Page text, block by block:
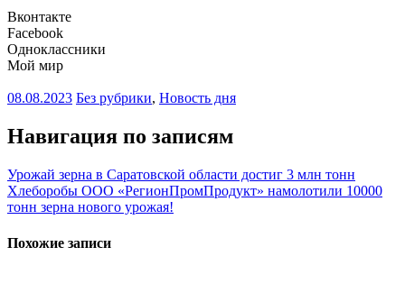
Вконтакте
Facebook
Одноклассники
Мой мир
08.08.2023 Без рубрики, Новость дня
Навигация по записям
Урожай зерна в Саратовской области достиг 3 млн тонн
Хлеборобы ООО «РегионПромПродукт» намолотили 10000
тонн зерна нового урожая!
Похожие записи